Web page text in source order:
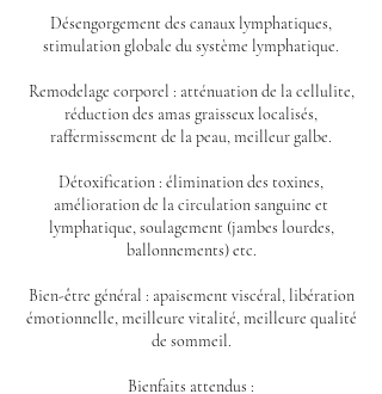
Désengorgement des canaux lymphatiques,
stimulation globale du système lymphatique.
Remodelage corporel : atténuation de la cellulite,
réduction des amas graisseux localisés,
raffermissement de la peau, meilleur galbe.
Détoxification : élimination des toxines,
amélioration de la circulation sanguine et
lymphatique, soulagement (jambes lourdes,
ballonnements) etc.
Bien-être général : apaisement viscéral, libération
émotionnelle, meilleure vitalité, meilleure qualité
de sommeil.
Bienfaits attendus :